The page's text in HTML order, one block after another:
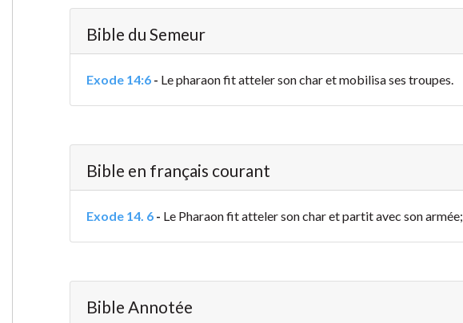
Bible du Semeur
Exode 14:6- Le pharaon fit atteler son char et mobilisa ses troupes.
Bible en français courant
Exode 14. 6- Le Pharaon fit atteler son char et partit avec son armée;
Bible Annotée